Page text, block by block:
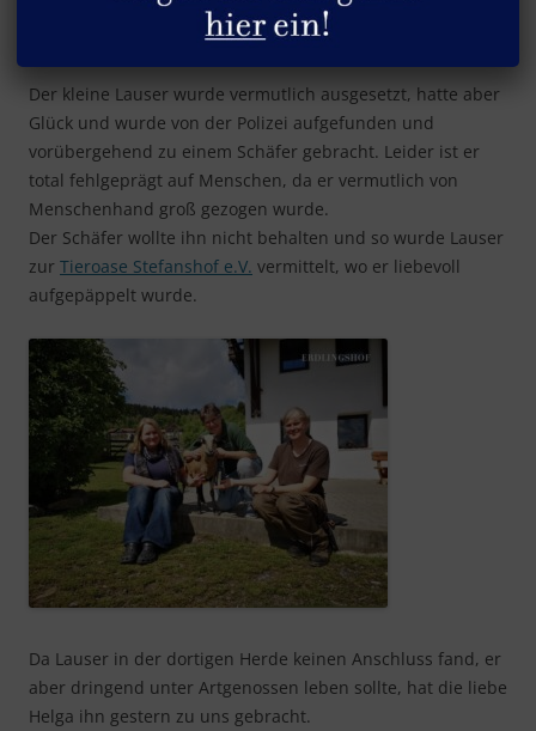
❤ Herzlich Willkommen, kleiner Lauser! ❤
Der kleine Lauser wurde vermutlich ausgesetzt, hatte aber
Glück und wurde von der Polizei aufgefunden und
vorübergehend zu einem Schäfer gebracht. Leider ist er
total fehlgeprägt auf Menschen, da er vermutlich von
Menschenhand groß gezogen wurde.
Der Schäfer wollte ihn nicht behalten und so wurde Lauser
zur Tieroase Stefanshof e.V. vermittelt, wo er liebevoll
aufgepäppelt wurde.
Da Lauser in der dortigen Herde keinen Anschluss fand, er
aber dringend unter Artgenossen leben sollte, hat die liebe
Helga ihn gestern zu uns gebracht.